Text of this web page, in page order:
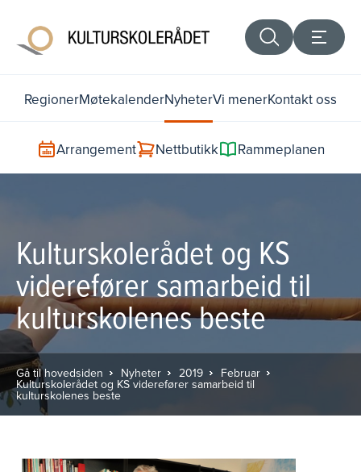
RegionerMøtekalenderNyheterVi menerKontakt oss
Arrangement Nettbutikk Rammeplanen
Kulturskolerådet og KS
viderefører samarbeid til
kulturskolenes beste
Gå til hovedsiden Nyheter 2019 Februar
Kulturskolerådet og KS viderefører samarbeid til
kulturskolenes beste